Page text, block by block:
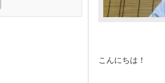
こんにちは！